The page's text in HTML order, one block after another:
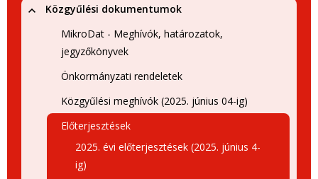
Közgyűlési dokumentumok
MikroDat - Meghívók, határozatok,
jegyzőkönyvek
Önkormányzati rendeletek
Közgyűlési meghívók (2025. június 04-ig)
Előterjesztések
2025. évi előterjesztések (2025. június 4-
ig)